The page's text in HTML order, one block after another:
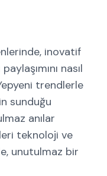
inovatif
nasıl
trendlerle
sunduğu
anılar
teknoloji ve
unutulmaz bir